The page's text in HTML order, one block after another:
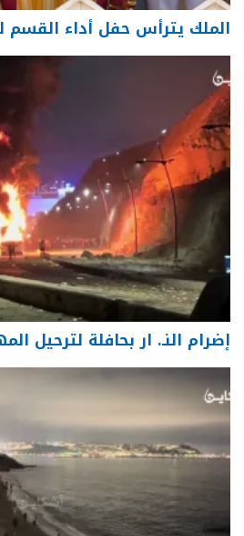
الملك يترأس حفل أداء القسم
إضرام النـ. ار بحافلة لترحيل